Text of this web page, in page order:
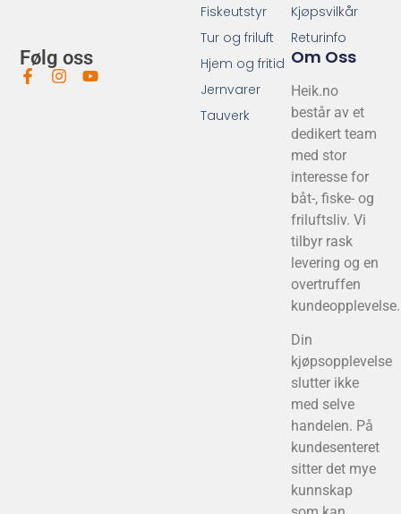
Følg oss
Kjøpsvilkår
Returinfo
Om Oss
Heik.no
består av et
dedikert team
med stor
interesse for
båt-, fiske- og
friluftsliv. Vi
tilbyr rask
levering og en
overtruffen
kundeopplevelse.
Din
kjøpsopplevelse
slutter ikke
med selve
handelen. På
kundesenteret
sitter det mye
kunnskap
Fiskeutstyr
Tur og friluft
Hjem og fritid
Jernvarer
Tauverk